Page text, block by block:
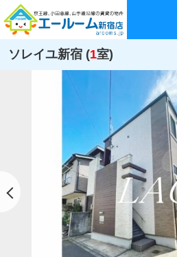
ソレイユ新宿 (1室)